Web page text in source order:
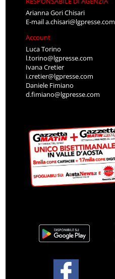
Arianna Gori Chisari
E-maila.chisari@lgpresse.com
Account
Luca Torino
l.torino@lgpresse.com
Ivana Cretier
i.cretier@lgpresse.com
Daniele Fimiano
d.fimiano@lgpresse.com